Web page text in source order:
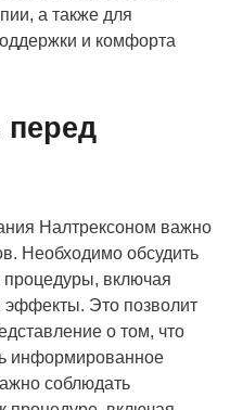
а также для
и комфорта
перед
Налтрексоном важно
Необходимо обсудить
процедуры, включая
Это позволит
о том, что
информированное
соблюдать